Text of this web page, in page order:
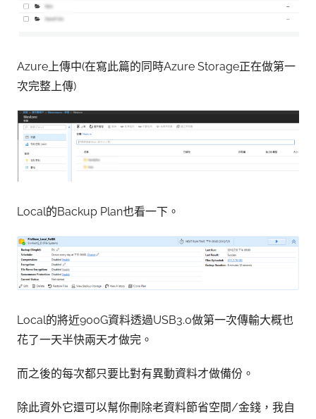
Azure上傳中(在寫此篇的同時Azure Storage正在做第一
次完整上傳)
Local的Backup Plan也看一下。
Local的將近900G資料透過USB3.0做第一次傳輸大概也
花了一天半快兩天才做完。
而之後的每次都只要比對有異動資料才做備份。
除此資外它還可以幫你刪除老資料節省空間/金錢，我自